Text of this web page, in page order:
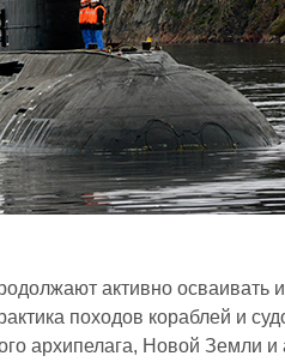
активно осваивать и
походов кораблей и
архипелага, Новой Земли и